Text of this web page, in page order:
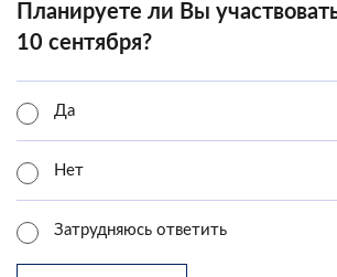
Планируете ли Вы
10 сентября?
Да
Нет
Затрудняюсь ответить